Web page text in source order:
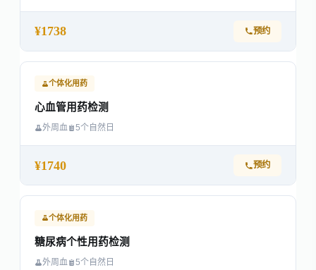
¥1738 预约
个体化用药
心血管用药检测
外周血 5个自然日
¥1740 预约
个体化用药
糖尿病个性用药检测
外周血 5个自然日